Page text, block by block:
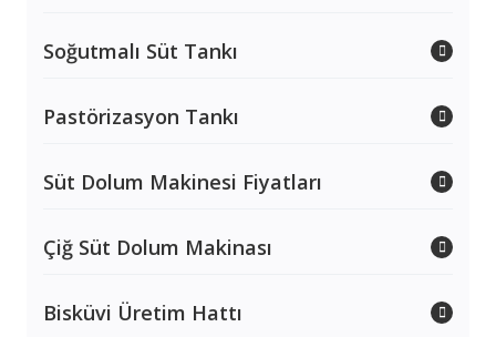
Soğutmalı Süt Tankı
Pastörizasyon Tankı
Süt Dolum Makinesi Fiyatları
Çiğ Süt Dolum Makinası
Bisküvi Üretim Hattı